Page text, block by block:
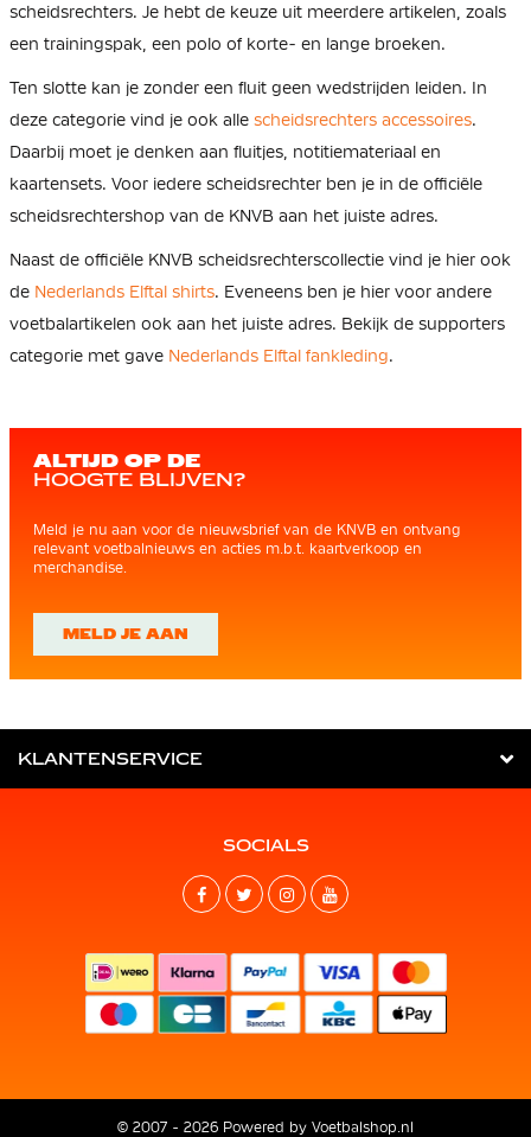
scheidsrechters. Je hebt de keuze uit meerdere artikelen, zoals
een trainingspak, een polo of korte- en lange broeken.
Ten slotte kan je zonder een fluit geen wedstrijden leiden. In
deze categorie vind je ook alle scheidsrechters accessoires.
Daarbij moet je denken aan fluitjes, notitiemateriaal en
kaartensets. Voor iedere scheidsrechter ben je in de officiële
scheidsrechtershop van de KNVB aan het juiste adres.
Naast de officiële KNVB scheidsrechterscollectie vind je hier ook
de Nederlands Elftal shirts. Eveneens ben je hier voor andere
voetbalartikelen ook aan het juiste adres. Bekijk de supporters
categorie met gave Nederlands Elftal fankleding.
ALTIJD OP DE
HOOGTE BLIJVEN?
Meld je nu aan voor de nieuwsbrief van de KNVB en ontvang
relevant voetbalnieuws en acties m.b.t. kaartverkoop en
merchandise.
MELD JE AAN
KLANTENSERVICE
SOCIALS
© 2007 - 2026 Powered by Voetbalshop.nl